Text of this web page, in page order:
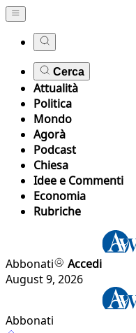
Cerca
Attualità
Politica
Mondo
Agorà
Podcast
Chiesa
Idee e Commenti
Economia
Rubriche
Abbonati
Accedi
August 9, 2026
Abbonati